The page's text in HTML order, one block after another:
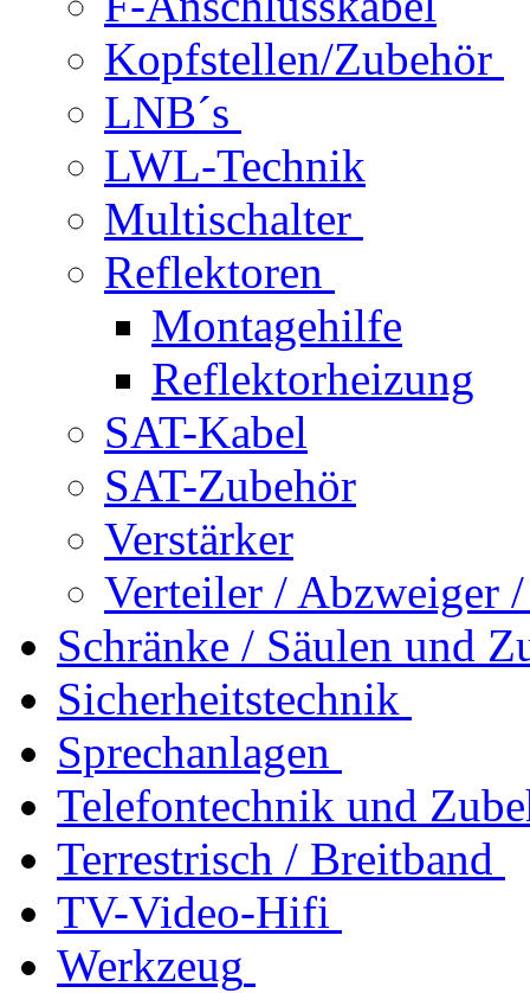
Kopfstellen/Zubehör
LNB´s
LWL-Technik
Multischalter
Reflektoren
Montagehilfe
Reflektorheizung
SAT-Kabel
SAT-Zubehör
Verstärker
Verteiler / Abzweiger
Schränke / Säulen und
Sicherheitstechnik
Sprechanlagen
Telefontechnik und
Terrestrisch / Breitband
TV-Video-Hifi
Werkzeug